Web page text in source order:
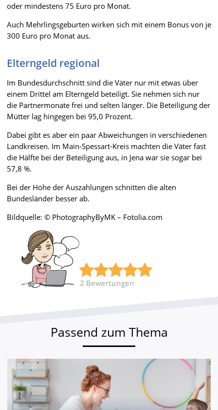
oder mindestens 75 Euro pro Monat.
Auch Mehrlingsgeburten wirken sich mit einem Bonus von je
300 Euro pro Monat aus.
Elterngeld regional
Im Bundesdurchschnitt sind die Väter nur mit etwas über
einem Drittel am Elterngeld beteiligt. Sie nehmen sich nur
die Partnermonate frei und selten länger. Die Beteiligung der
Mütter lag hingegen bei 95,0 Prozent.
Dabei gibt es aber ein paar Abweichungen in verschiedenen
Landkreisen. Im Main-Spessart-Kreis machten die Väter fast
die Hälfte bei der Beteiligung aus, in Jena war sie sogar bei
57,8 %.
Bei der Höhe der Auszahlungen schnitten die alten
Bundesländer besser ab.
Bildquelle: © PhotographyByMK – Fotolia.com
2 Bewertungen
Passend zum Thema